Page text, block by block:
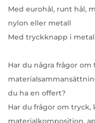
Med eurohål, runt hål,
nylon eller metall
Med tryckknapp i
Har du några frågor
du ha en offert?
Har du frågor om tryck,
materialkomposition,